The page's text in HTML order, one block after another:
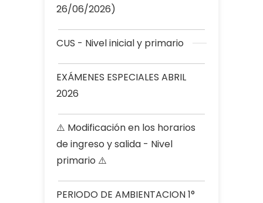
26/06/2026)
CUS - Nivel inicial y primario
EXÁMENES ESPECIALES ABRIL
2026
⚠️ Modificación en los horarios
de ingreso y salida - Nivel
primario ⚠️
PERIODO DE AMBIENTACION 1°